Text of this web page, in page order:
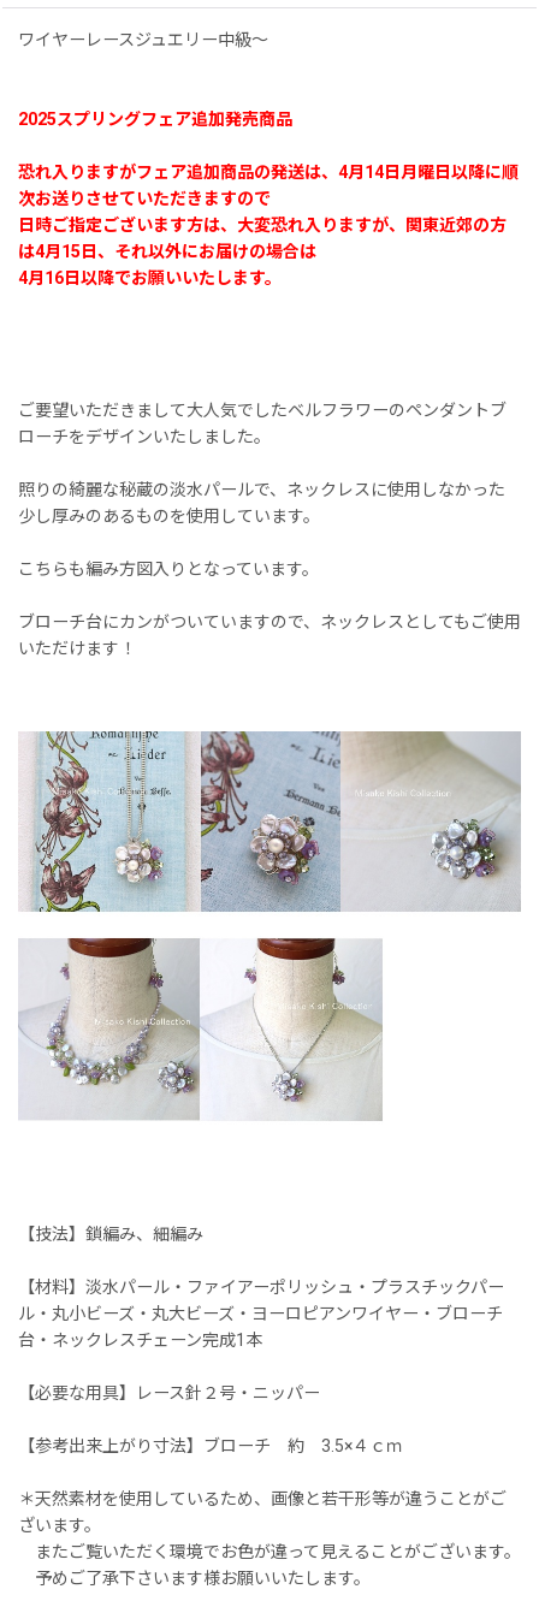
ワイヤーレースジュエリー中級〜
2025スプリングフェア追加発売商品
恐れ入りますがフェア追加商品の発送は、4月14日月曜日以降に順
次お送りさせていただきますので
日時ご指定ございます方は、大変恐れ入りますが、関東近郊の方
は4月15日、それ以外にお届けの場合は
4月16日以降でお願いいたします。
ご要望いただきまして大人気でしたベルフラワーのペンダントブ
ローチをデザインいたしました。
照りの綺麗な秘蔵の淡水パールで、ネックレスに使用しなかった
少し厚みのあるものを使用しています。
こちらも編み方図入りとなっています。
ブローチ台にカンがついていますので、ネックレスとしてもご使用
いただけます！
【技法】鎖編み、細編み
【材料】淡水パール・ファイアーポリッシュ・プラスチックパー
ル・丸小ビーズ・丸大ビーズ・ヨーロピアンワイヤー・ブローチ
台・ネックレスチェーン完成1本
【必要な用具】レース針２号・ニッパー
【参考出来上がり寸法】ブローチ 約 3.5×４ｃｍ
＊天然素材を使用しているため、画像と若干形等が違うことがご
ざいます。
またご覧いただく環境でお色が違って見えることがございます。
予めご了承下さいます様お願いいたします。